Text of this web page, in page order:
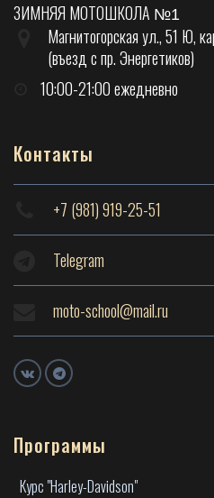
ЗИМНЯЯ МОТОШКОЛА №1
Магнитогорская ул., 51 Ю,
(въезд с пр. Энергетиков)
10:00-21:00 ежедневно
Контакты
+7 (981) 919-25-51
Telegram
moto-school@mail.ru
Программы
Курс "Harley-Davidson"